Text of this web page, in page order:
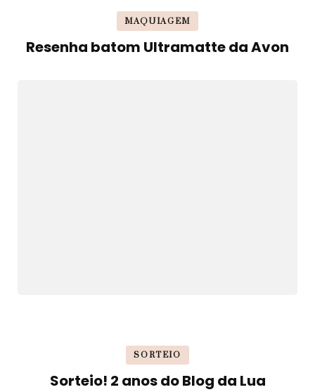
MAQUIAGEM
Resenha batom Ultramatte da Avon
SORTEIO
Sorteio! 2 anos do Blog da Lua